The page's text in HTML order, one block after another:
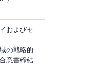
およびセ
の戦略的
意書締結